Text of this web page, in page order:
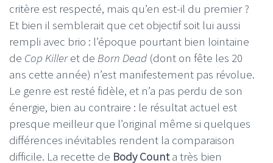
critère est respecté, mais qu’en est-il du premier ?
Et bien il semblerait que cet objectif soit lui aussi
rempli avec brio : l’époque pourtant bien lointaine
de Cop Killeret de Born Dead (dont on fête les 20
ans cette année) n’est manifestement pas révolue.
Le genre est resté fidèle, et n’a pas perdu de son
énergie, bien au contraire : le résultat actuel est
presque meilleur que l’original même si quelques
différences inévitables rendent la comparaison
difficile. La recette de Body Counta très bien